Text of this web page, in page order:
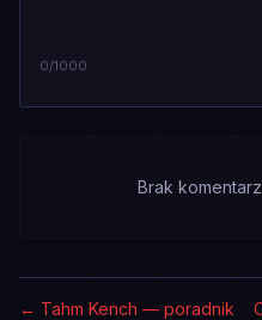
0/1000
Brak
← Tahm Kench — poradnik